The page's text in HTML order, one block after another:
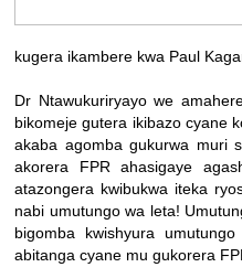
kugera ikambere kwa Paul
Dr Ntawukuriryayo we
bikomeje gutera ikibazo cyane
akaba agomba gukurwa muri
akorera FPR ahasigaye
atazongera kwibukwa iteka
nabi umutungo wa leta!
bigomba kwishyura
abitanga cyane mu gukorera